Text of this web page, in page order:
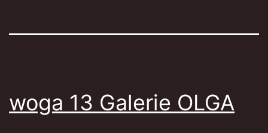
woga 13 Galerie OLGA